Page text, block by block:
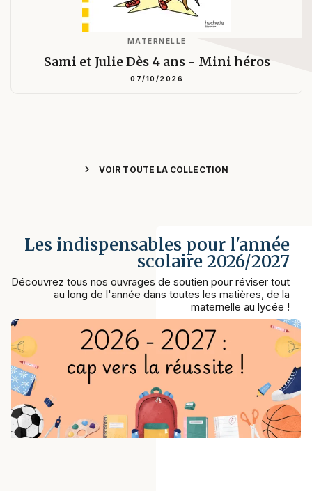
MATERNELLE
Sami et Julie Dès 4 ans - Mini héros
07/10/2026
chevron_right VOIR TOUTE LA COLLECTION
Les indispensables pour l'année
scolaire 2026/2027
Découvrez tous nos ouvrages de soutien pour réviser tout
au long de l'année dans toutes les matières, de la
maternelle au lycée !